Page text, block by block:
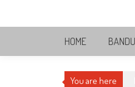
Sisi Cantik Bandung
HOME
You are here